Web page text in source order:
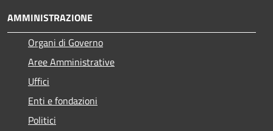
AMMINISTRAZIONE
Organi di Governo
Aree Amministrative
Uffici
Enti e fondazioni
Politici